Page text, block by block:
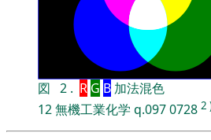
図 2 . R G B 加法混色
12無機工業化学 q.0970728 2